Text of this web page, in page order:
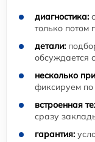
диагностика:
только потом
детали:
обсуждается
несколько
фиксируем по
встроенная
сразу
гарантия: